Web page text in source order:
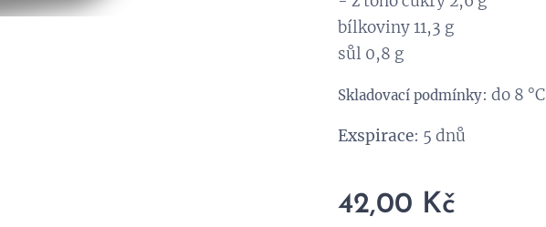
bílkoviny 11,3 g
sůl 0,8 g
Skladovací podmínky: do 8 °C
Exspirace: 5 dnů
42,00 Kč